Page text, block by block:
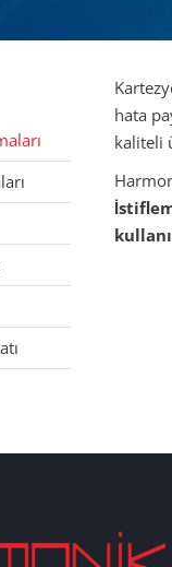
hata
kaliteli